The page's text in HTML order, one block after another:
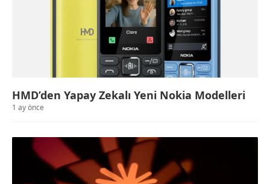
HMD’den Yapay Zekalı Yeni Nokia Modelleri
1 ay önce